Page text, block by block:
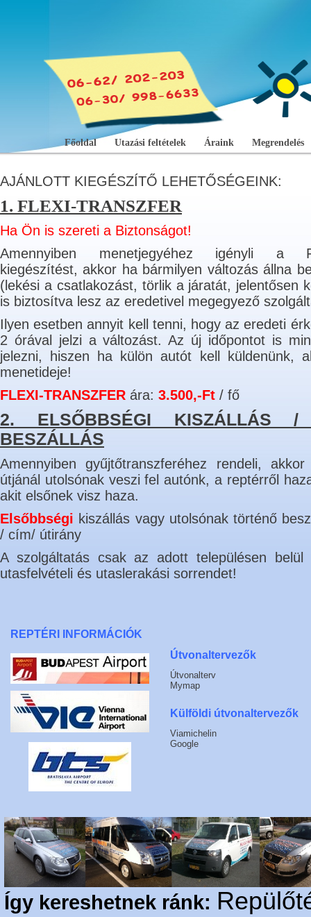
Főoldal Utazási feltételek Áraink Megrendelés
AJÁNLOTT KIEGÉSZÍTŐ LEHETŐSÉGEINK:
1. FLEXI-TRANSZFER
Ha Ön is szereti a Biztonságot!
Amennyiben menetjegyéhez igényli a
kiegészítést, akkor ha bármilyen változás állna
(lekési a csatlakozást, törlik a járatát, jelentősen
is biztosítva lesz az eredetivel megegyező
Ilyen esetben annyit kell tenni, hogy az eredeti
2 órával jelzi a változást. Az új időpontot is
jelezni, hiszen ha külön autót kell küldenünk,
menetideje!
FLEXI-TRANSZFER ára: 3.500,-Ft / fő
2. ELSŐBBSÉGI KISZÁLLÁS /
BESZÁLLÁS
Amennyiben gyűjtőtranszferéhez rendeli,
útjánál utolsónak veszi fel autónk, a reptérről
akit elsőnek visz haza.
Elsőbbségi kiszállás vagy utolsónak történő
/ cím/ útirány
A szolgáltatás csak az adott településen
utasfelvételi és utaslerakási sorrendet!
REPTÉRI INFORMÁCIÓK
Útvonaltervezők
Útvonalterv
Mymap
Külföldi útvonaltervezők
Viamichelin
Google
Így kereshetnek ránk: